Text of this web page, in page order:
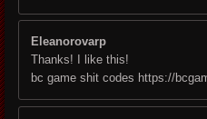
Eleanorovarp
Thanks! I like this!
bc game shit codes https://